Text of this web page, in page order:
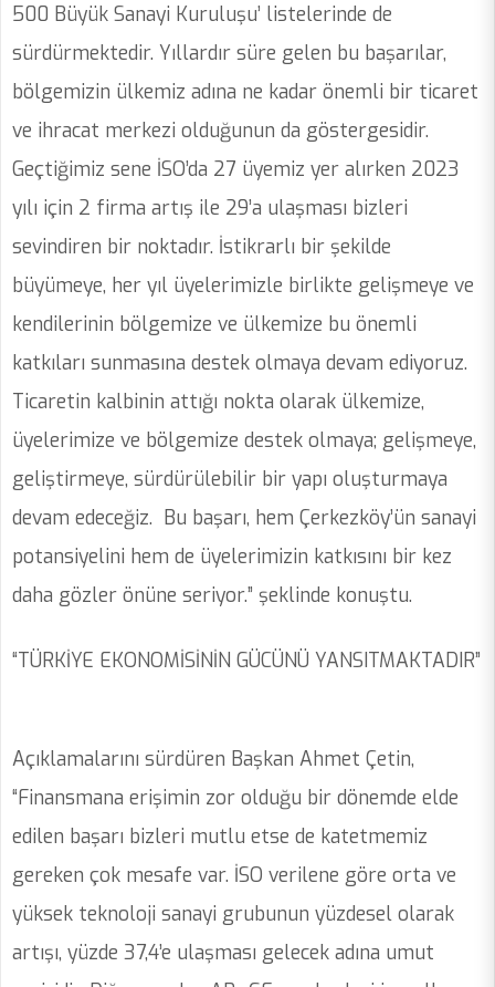
500 Büyük Sanayi Kuruluşu’ listelerinde de
sürdürmektedir. Yıllardır süre gelen bu başarılar,
bölgemizin ülkemiz adına ne kadar önemli bir ticaret
ve ihracat merkezi olduğunun da göstergesidir.
Geçtiğimiz sene İSO’da 27 üyemiz yer alırken 2023
yılı için 2 firma artış ile 29’a ulaşması bizleri
sevindiren bir noktadır. İstikrarlı bir şekilde
büyümeye, her yıl üyelerimizle birlikte gelişmeye ve
kendilerinin bölgemize ve ülkemize bu önemli
katkıları sunmasına destek olmaya devam ediyoruz.
Ticaretin kalbinin attığı nokta olarak ülkemize,
üyelerimize ve bölgemize destek olmaya; gelişmeye,
geliştirmeye, sürdürülebilir bir yapı oluşturmaya
devam edeceğiz. Bu başarı, hem Çerkezköy’ün sanayi
potansiyelini hem de üyelerimizin katkısını bir kez
daha gözler önüne seriyor.” şeklinde konuştu.
“TÜRKİYE EKONOMİSİNİN GÜCÜNÜ YANSITMAKTADIR”
Açıklamalarını sürdüren Başkan Ahmet Çetin,
“Finansmana erişimin zor olduğu bir dönemde elde
edilen başarı bizleri mutlu etse de katetmemiz
gereken çok mesafe var. İSO verilene göre orta ve
yüksek teknoloji sanayi grubunun yüzdesel olarak
artışı, yüzde 37,4’e ulaşması gelecek adına umut